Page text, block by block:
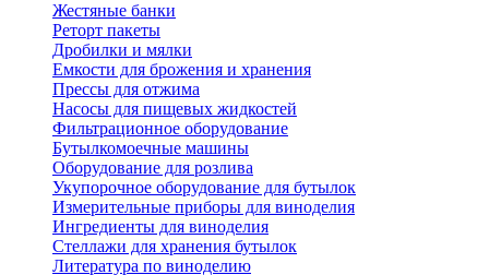
Жестяные банки
Реторт пакеты
Дробилки и мялки
Емкости для брожения и хранения
Прессы для отжима
Насосы для пищевых жидкостей
Фильтрационное оборудование
Бутылкомоечные машины
Оборудование для розлива
Укупорочное оборудование для бутылок
Измерительные приборы для виноделия
Ингредиенты для виноделия
Стеллажи для хранения бутылок
Литература по виноделию